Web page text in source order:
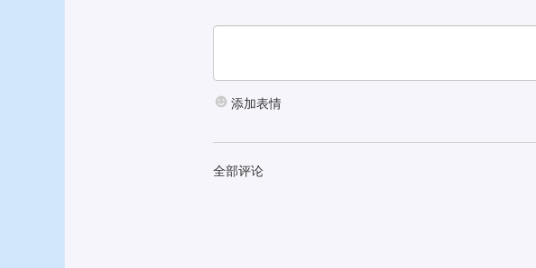
添加表情
全部评论